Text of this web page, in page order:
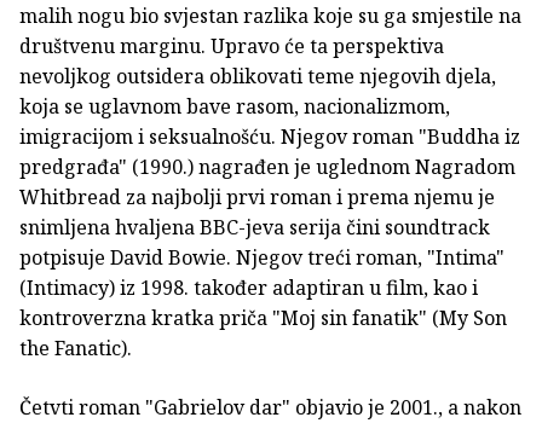
malih nogu bio svjestan razlika koje su ga smjestile na
društvenu marginu. Upravo će ta perspektiva
nevoljkog outsidera oblikovati teme njegovih djela,
koja se uglavnom bave rasom, nacionalizmom,
imigracijom i seksualnošću. Njegov roman "Buddha iz
predgrađa" (1990.) nagrađen je uglednom Nagradom
Whitbread za najbolji prvi roman i prema njemu je
snimljena hvaljena BBC-jeva serija čini soundtrack
potpisuje David Bowie. Njegov treći roman, "Intima"
(Intimacy) iz 1998. također adaptiran u film, kao i
kontroverzna kratka priča "Moj sin fanatik" (My Son
the Fanatic).
Četvti roman "Gabrielov dar" objavio je 2001., a nakon